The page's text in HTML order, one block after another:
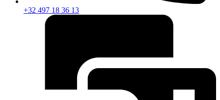
+32 497 18 36 13